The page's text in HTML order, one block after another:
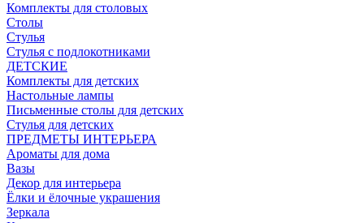
Комплекты для столовых
Столы
Стулья
Стулья с подлокотниками
ДЕТСКИЕ
Комплекты для детских
Настольные лампы
Письменные столы для детских
Стулья для детских
ПРЕДМЕТЫ ИНТЕРЬЕРА
Ароматы для дома
Вазы
Декор для интерьера
Ёлки и ёлочные украшения
Зеркала